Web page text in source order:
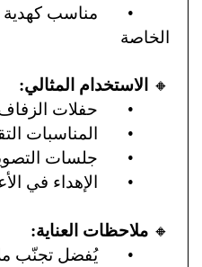
•
مناسب كهدية
الخاصة
🔸
الاستخدام المثالي:
•
حفلات
•
المناسبات
•
جلسات
•
الإهداء في
🔸 ملاحظات العناية:
•
يُفضل تجنّب